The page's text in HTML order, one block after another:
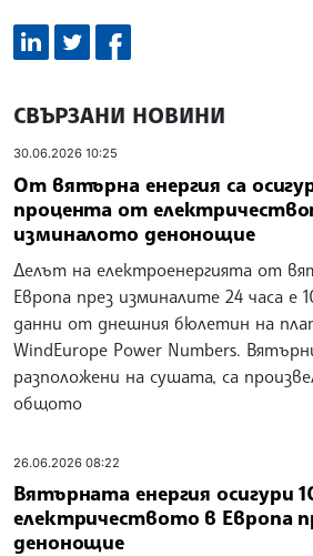
СВЪРЗАНИ НОВИНИ
30.06.2026 10:25
От вятърна енергия са
процента от
изминалото денонощие
Делът на електроенергията от
Европа през изминалите 24 часа е
данни от днешния бюлетин на
WindEurope Power Numbers.
разположени на сушата, са
общото
26.06.2026 08:22
Вятърната енергия осигури
електричеството в Европа
денонощие